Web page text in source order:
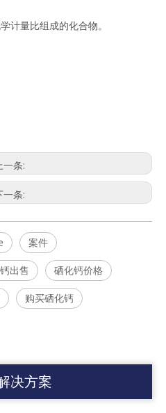
计量比组成的化合物。
一条:
一条:
案件
出售 硒化钙价格
购买硒化钙
决方案